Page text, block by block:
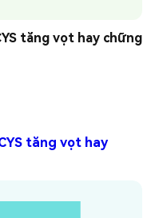
tăng vọt hay chững
tăng vọt hay